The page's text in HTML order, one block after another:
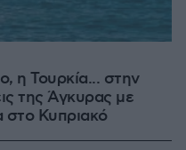
η Τουρκία... στην
της Άγκυρας με
στο Κυπριακό